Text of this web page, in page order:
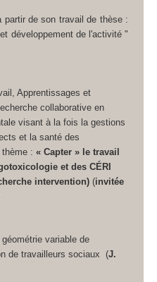
partir de son travail de thèse :
développement de l'activité "
Apprentissages et
collaborative en
visant à la fois la gestions
et la santé des
thème :« Capter » le travail
et des CÉRI
intervention)(invitée
variable de
de travailleurs sociaux (J.